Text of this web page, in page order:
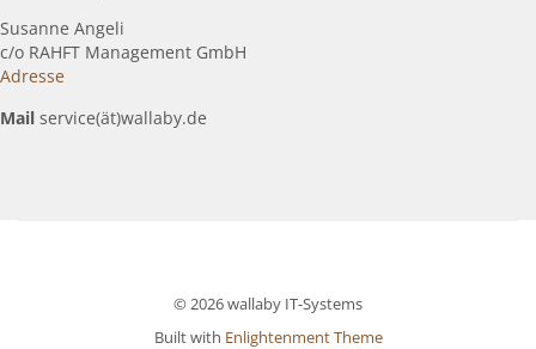
Susanne Angeli
c/o RAHFT Management GmbH
Adresse
Mail service(ät)wallaby.de
© 2026 wallaby IT-Systems
Built with Enlightenment Theme